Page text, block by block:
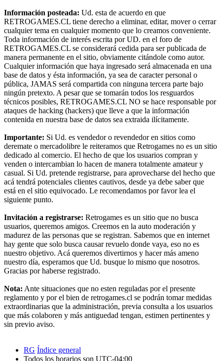
Información posteada: Ud. esta de acuerdo en que
RETROGAMES.CL tiene derecho a eliminar, editar, mover o cerrar
cualquier tema en cualquier momento que lo creamos conveniente.
Toda información de interés escrita por UD. en el foro de
RETROGAMES.CL se considerará cedida para ser publicada de
manera permanente en el sitio, obviamente citándole como autor.
Cualquier información que haya ingresado será almacenada en una
base de datos y ésta información, ya sea de caracter personal o
pública, JAMAS será compartida con ninguna tercera parte bajo
ningún pretexto. A pesar que se tomarán todos los resguardos
técnicos posibles, RETROGAMES.CL NO se hace responsable por
ataques de hacking (hackers) que lleve a que la información
contenida en nuestra base de datos sea extraida ilícitamente.
Importante: Si Ud. es vendedor o revendedor en sitios como
deremate o mercadolibre le reiteramos que Retrogames no es un sitio
dedicado al comercio. El hecho de que los usuarios compran y
venden o intercambian lo hacen de manera totalmente amateur y
casual. Si Ud. pretende registrarse, para aprovecharse del hecho que
acá tendrá potenciales clientes cautivos, desde ya debe saber que
está en el sitio equivocado. Le recomendamos por favor lea el
siguiente punto.
Invitación a registrarse: Retrogames es un sitio que no busca
usuarios, queremos amigos. Creemos en la auto moderación y
madurez de las personas que se registran. Sabemos que en internet
hay gente que solo busca causar revuelo donde vaya, eso no es
nuestro objetivo. Acá queremos divertirnos y hacer más ameno
nuestro día, esperamos que Ud. busque lo mismo que nosotros.
Gracias por haberse registrado.
Nota: Ante situaciones que no esten reguladas por el presente
reglamento y por el bien de retrogames.cl se podrán tomar medidas
extraordinarias que la administración, previa consulta a los usuarios
que más colaboren y más antiguedad tengan, estimen pertinentes y
sin previo aviso.
RG Índice general
Todos los horarios son UTC-04:00